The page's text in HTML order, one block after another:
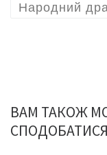
Народний
ВАМ ТАКОЖ
СПОДОБАТИСЯ